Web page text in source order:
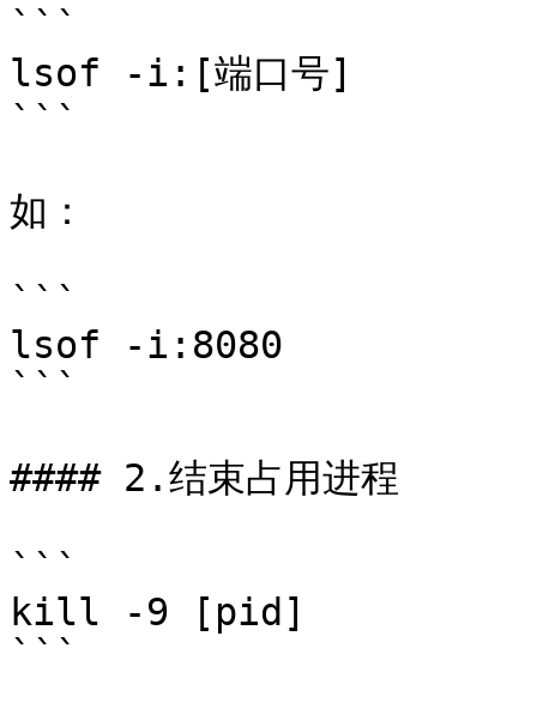
```
lsof -i:[端口号]
```
如：
```
lsof -i:8080
```
#### 2.结束占用进程
```
kill -9 [pid]
```